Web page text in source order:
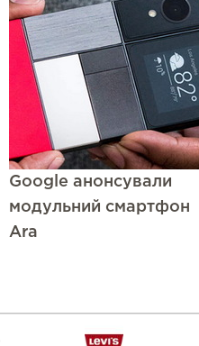
Google анонсували
модульний смартфон
Ara